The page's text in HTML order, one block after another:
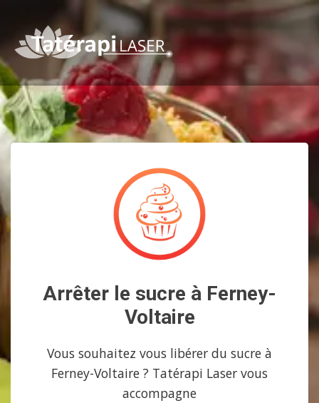
Arrêter le sucre à Ferney-
Voltaire
Vous souhaitez vous libérer du sucre à
Ferney-Voltaire ? Tatérapi Laser vous
accompagne